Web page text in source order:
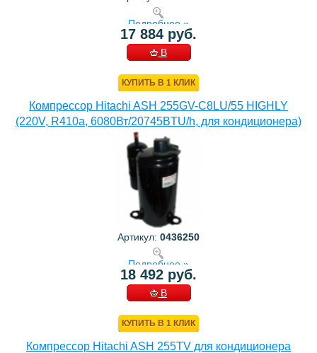
Подробнее »
17 884 руб.
В
КУПИТЬ В 1 КЛИК
Компрессор Hitachi ASH 255GV-C8LU/55 HIGHLY
(220V, R410a, 6080Вт/20745BTU/h, для кондиционера)
Артикул: 0436250
Подробнее »
18 492 руб.
В
КУПИТЬ В 1 КЛИК
Компрессор Hitachi ASH 255TV для кондиционера